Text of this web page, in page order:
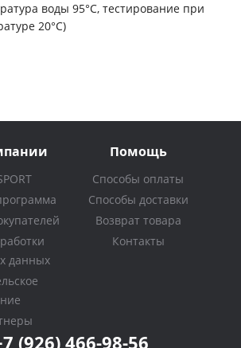
воды 95°C, тестирование при
20°C)
данных
Помощь
Способы оплаты
Способы доставки
Возврат товара
Контакты
(926) 466-98-56